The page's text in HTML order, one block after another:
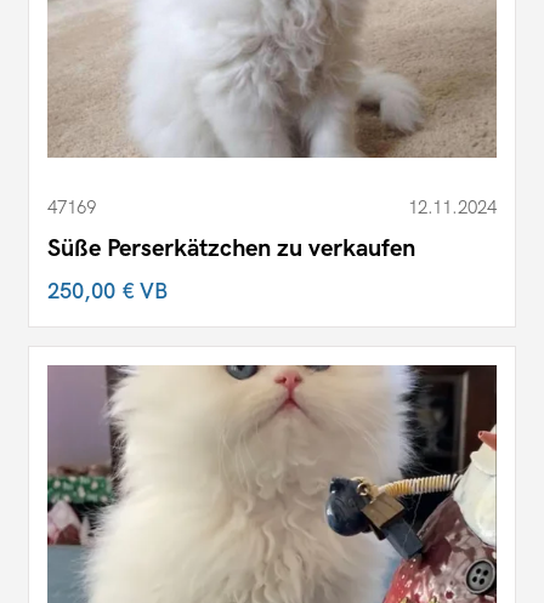
47169 12.11.2024
Süße Perserkätzchen zu verkaufen
250,00 €VB